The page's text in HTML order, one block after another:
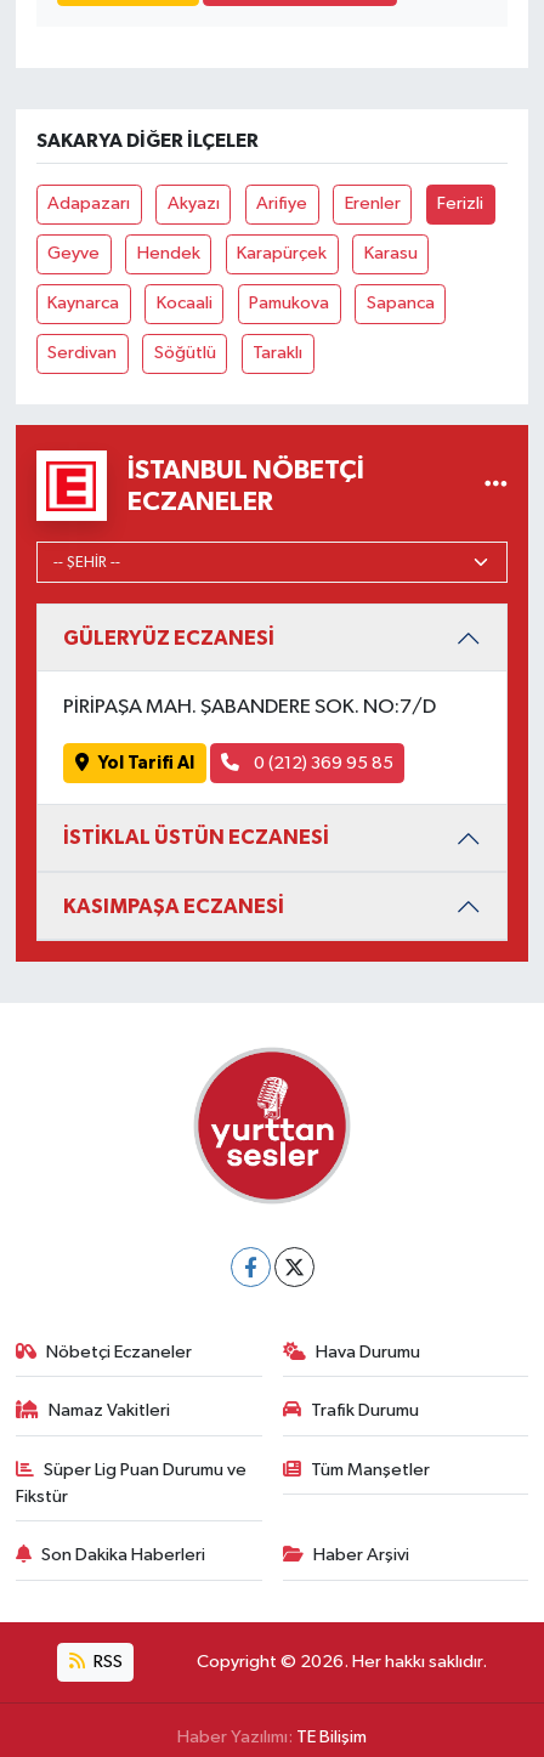
SAKARYA DIĞER İLÇELER
Adapazarı Akyazı Arifiye Erenler Ferizli
Geyve Hendek Karapürçek Karasu
Kaynarca Kocaali Pamukova Sapanca
Serdivan Söğütlü Taraklı
İSTANBUL NÖBETÇI
ECZANELER
GÜLERYÜZ ECZANESİ
PİRİPAŞA MAH. ŞABANDERE SOK. NO:7/D
Yol Tarifi Al 0 (212) 369 95 85
İSTİKLAL ÜSTÜN ECZANESİ
KASIMPAŞA ECZANESİ
Nöbetçi Eczaneler Hava Durumu
Namaz Vakitleri Trafik Durumu
Süper Lig Puan Durumu ve
Fikstür
Tüm Manşetler
Son Dakika Haberleri Haber Arşivi
RSS Copyright © 2026. Her hakkı saklıdır.
Haber Yazılımı: TE Bilişim